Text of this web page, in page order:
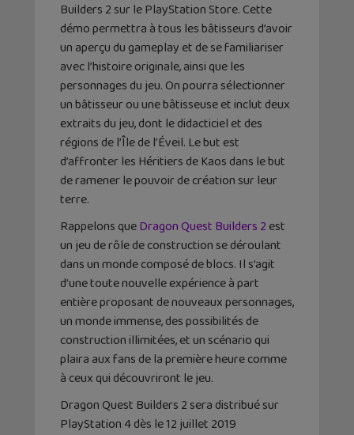
Builders 2 sur le PlayStation Store. Cette
démo permettra à tous les bâtisseurs d’avoir
un aperçu du gameplay et de se familiariser
avec l’histoire originale, ainsi que les
personnages du jeu. On pourra sélectionner
un bâtisseur ou une bâtisseuse et inclut deux
extraits du jeu, dont le didacticiel et des
régions de l’Île de l’Éveil. Le but est
d’affronter les Héritiers de Kaos dans le but
de ramener le pouvoir de création sur leur
terre.
Rappelons queDragon Quest Builders 2 est
un jeu de rôle de construction se déroulant
dans un monde composé de blocs. Il s’agit
d’une toute nouvelle expérience à part
entière proposant de nouveaux personnages,
un monde immense, des possibilités de
construction illimitées, et un scénario qui
plaira aux fans de la première heure comme
à ceux qui découvriront le jeu.
Dragon Quest Builders 2 sera distribué sur
PlayStation 4 dès le 12 juillet 2019